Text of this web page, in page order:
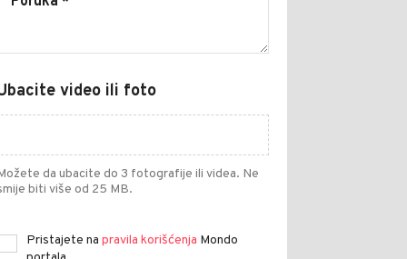
video ili foto
da ubacite do 3 fotografije ili videa. Ne
biti više od 25 MB.
Pristajete na pravila korišćenja Mondo